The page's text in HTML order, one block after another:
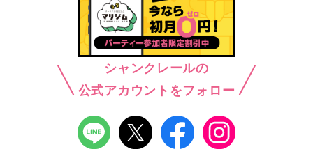
シャンクレールの
公式アカウントをフォロー